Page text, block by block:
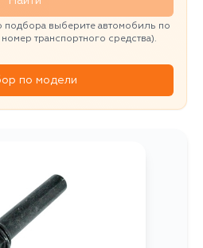
подбора выберите автомобиль по
транспортного средства).
по модели